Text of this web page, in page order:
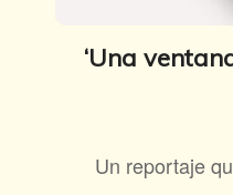
‘Una
Un reportaje